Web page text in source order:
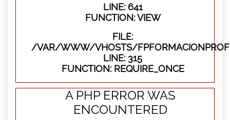
LINE: 641
FUNCTION: VIEW
FILE:
/VAR/WWW/VHOSTS/
LINE: 315
FUNCTION: REQUIRE_ONCE
A PHP ERROR WAS
ENCOUNTERED